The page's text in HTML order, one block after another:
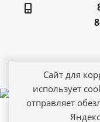
Сайт для
использует
отправляет